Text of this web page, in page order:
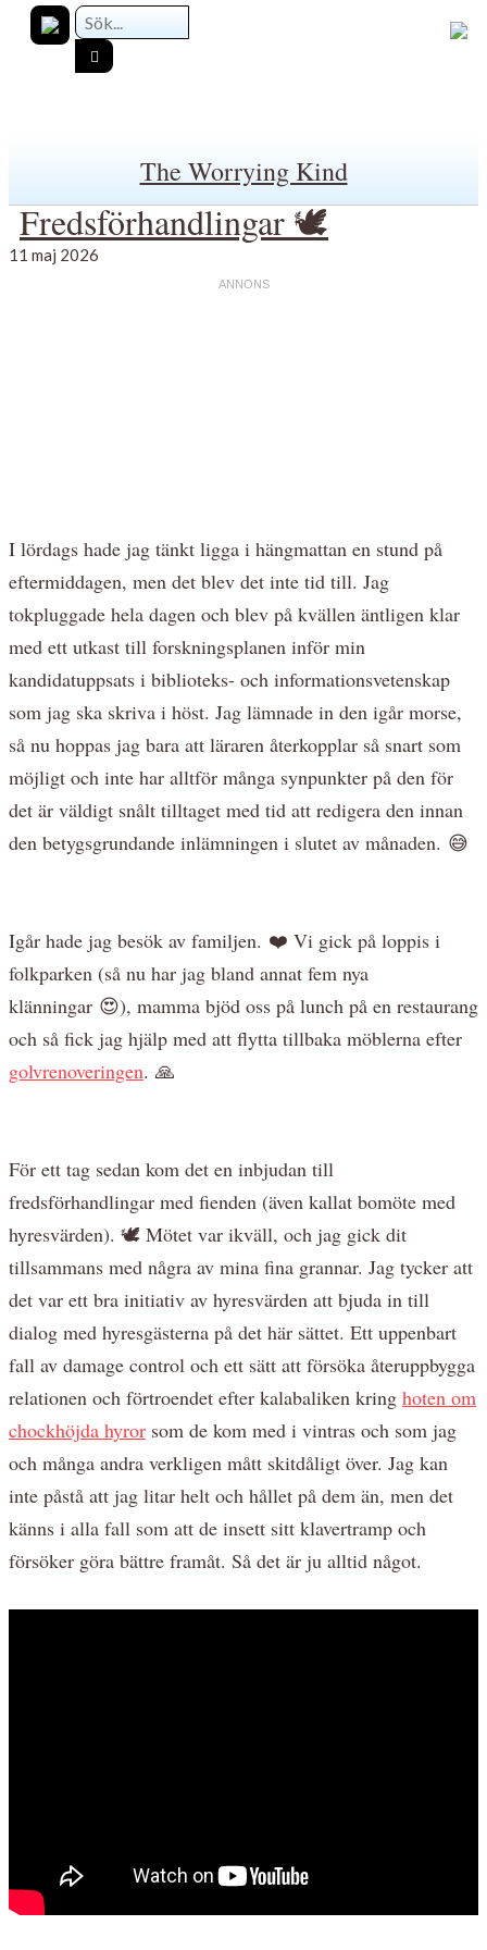
The Worrying Kind
Fredsförhandlingar 🕊️
11 maj 2026
I lördags hade jag tänkt ligga i hängmattan en stund på
eftermiddagen, men det blev det inte tid till. Jag
tokpluggade hela dagen och blev på kvällen äntligen klar
med ett utkast till forskningsplanen inför min
kandidatuppsats i biblioteks- och informationsvetenskap
som jag ska skriva i höst. Jag lämnade in den igår morse,
så nu hoppas jag bara att läraren återkopplar så snart som
möjligt och inte har alltför många synpunkter på den för
det är väldigt snålt tilltaget med tid att redigera den innan
den betygsgrundande inlämningen i slutet av månaden. 😅
Igår hade jag besök av familjen. ❤️ Vi gick på loppis i
folkparken (så nu har jag bland annat fem nya
klänningar 😍), mamma bjöd oss på lunch på en restaurang
och så fick jag hjälp med att flytta tillbaka möblerna efter
golvrenoveringen. 🙏
För ett tag sedan kom det en inbjudan till
fredsförhandlingar med fienden (även kallat bomöte med
hyresvärden). 🕊️ Mötet var ikväll, och jag gick dit
tillsammans med några av mina fina grannar. Jag tycker att
det var ett bra initiativ av hyresvärden att bjuda in till
dialog med hyresgästerna på det här sättet. Ett uppenbart
fall av damage control och ett sätt att försöka återuppbygga
relationen och förtroendet efter kalabaliken kring hoten om
chockhöjda hyror som de kom med i vintras och som jag
och många andra verkligen mått skitdåligt över. Jag kan
inte påstå att jag litar helt och hållet på dem än, men det
känns i alla fall som att de insett sitt klavertramp och
försöker göra bättre framåt. Så det är ju alltid något.